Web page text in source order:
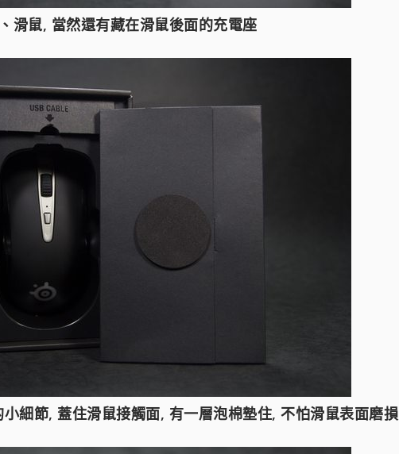
滑鼠, 當然還有藏在滑鼠後面的充電座
細節, 蓋住滑鼠接觸面, 有一層泡棉墊住, 不怕滑鼠表面磨損